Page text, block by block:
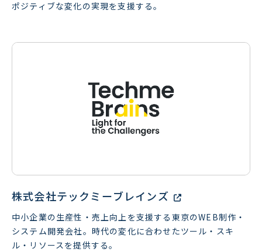
ポジティブな変化の実現を支援する。
株式会社テックミーブレインズ
中小企業の生産性・売上向上を支援する東京のWEB制作・
システム開発会社。時代の変化に合わせたツール・スキ
ル・リソースを提供する。